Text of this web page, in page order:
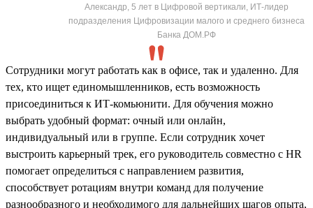
Александр, 5 лет в Цифровой вертикали, ИТ-лидер
подразделения Цифровизации малого и среднего бизнеса
Банка ДОМ.РФ
Сотрудники могут работать как в офисе, так и удаленно. Для
тех, кто ищет единомышленников, есть возможность
присоединиться к ИТ-комьюнити. Для обучения можно
выбрать удобный формат: очный или онлайн,
индивидуальный или в группе. Если сотрудник хочет
выстроить карьерный трек, его руководитель совместно с HR
помогает определиться с направлением развития,
способствует ротациям внутри команд для получение
разнообразного и необходимого для дальнейших шагов опыта,